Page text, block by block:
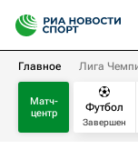
Главное Лига
Матч-
центр
Футбол
Завершен